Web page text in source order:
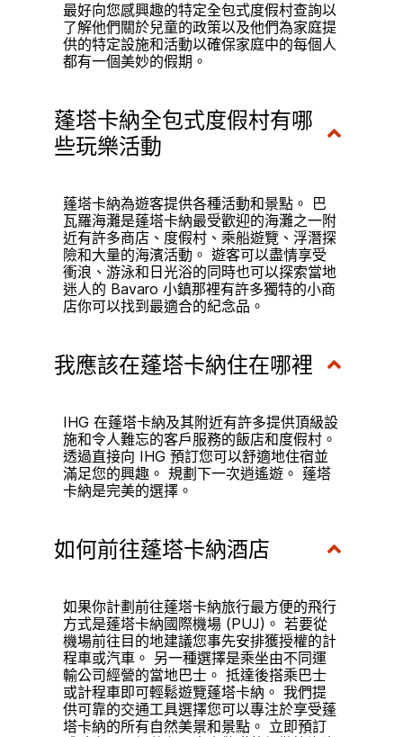
最好向您感興趣的特定全包式度假村查詢以
了解他們關於兒童的政策以及他們為家庭提
供的特定設施和活動以確保家庭中的每個人
都有一個美妙的假期。
蓬塔卡納全包式度假村有哪
些玩樂活動
蓬塔卡納為遊客提供各種活動和景點。 巴
瓦羅海灘是蓬塔卡納最受歡迎的海灘之一附
近有許多商店、度假村、乘船遊覽、浮潛探
險和大量的海濱活動。 遊客可以盡情享受
衝浪、游泳和日光浴的同時也可以探索當地
迷人的 Bavaro 小鎮那裡有許多獨特的小商
店你可以找到最適合的紀念品。
我應該在蓬塔卡納住在哪裡
IHG 在蓬塔卡納及其附近有許多提供頂級設
施和令人難忘的客戶服務的飯店和度假村。
透過直接向 IHG 預訂您可以舒適地住宿並
滿足您的興趣。 規劃下一次逍遙遊。 蓬塔
卡納是完美的選擇。
如何前往蓬塔卡納酒店
如果你計劃前往蓬塔卡納旅行最方便的飛行
方式是蓬塔卡納國際機場 (PUJ)。 若要從
機場前往目的地建議您事先安排獲授權的計
程車或汽車。 另一種選擇是乘坐由不同運
輸公司經營的當地巴士。 抵達後搭乘巴士
或計程車即可輕鬆遊覽蓬塔卡納。 我們提
供可靠的交通工具選擇您可以專注於享受蓬
塔卡納的所有自然美景和景點。 立即預訂